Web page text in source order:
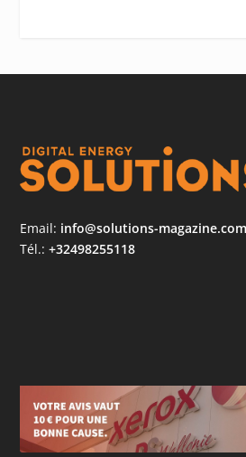
Email: info@solutions-magazine.com
Tél.:+32498255118